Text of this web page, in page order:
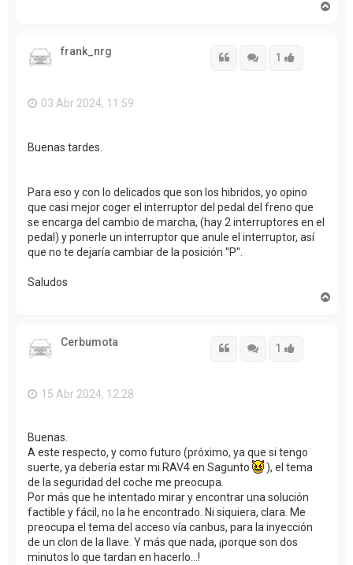
frank_nrg Citar 1
Citar
03 Abr 2024, 11:59
Buenas tardes.
Para eso y con lo delicados que son los hibridos, yo opino
que casi mejor coger el interruptor del pedal del freno que
se encarga del cambio de marcha, (hay 2 interruptores en el
pedal) y ponerle un interruptor que anule el interruptor, así
que no te dejaría cambiar de la posición "P".
Saludos
Cerbumota Citar 1
Citar
15 Abr 2024, 12:28
Buenas.
A este respecto, y como futuro (próximo, ya que si tengo
suerte, ya debería estar mi RAV4 en Sagunto
), el tema
de la seguridad del coche me preocupa.
Por más que he intentado mirar y encontrar una solución
factible y fácil, no la he encontrado. Ni siquiera, clara. Me
preocupa el tema del acceso vía canbus, para la inyección
de un clon de la llave. Y más que nada, ¡porque son dos
minutos lo que tardan en hacerlo...!